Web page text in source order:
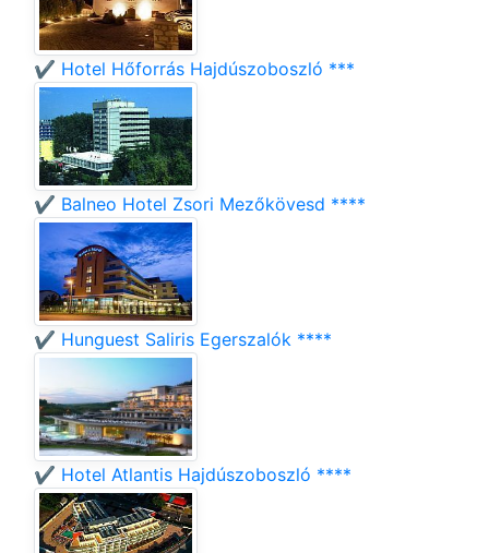
✔️ Hotel Hőforrás Hajdúszoboszló ***
✔️ Balneo Hotel Zsori Mezőkövesd ****
✔️ Hunguest Saliris Egerszalók ****
✔️ Hotel Atlantis Hajdúszoboszló ****